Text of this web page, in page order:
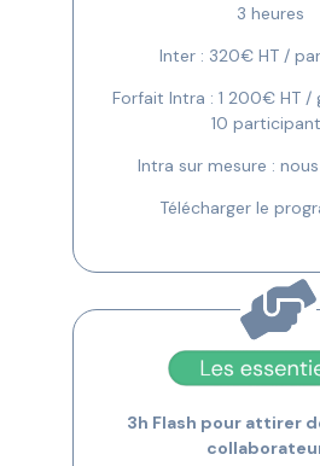
3 heures
Inter : 320€ HT /
Forfait Intra : 1 200€ HT /
10
Intra sur mesure :
Télécharger le
3h Flash pour attirer